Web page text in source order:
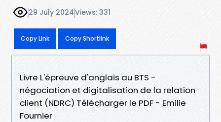
29 July 2024Views: 331
Copy Link Copy Shortlink
Livre L'épreuve d'anglais au BTS -
négociation et digitalisation de la relation
client (NDRC) Télécharger le PDF - Emilie
Fournier